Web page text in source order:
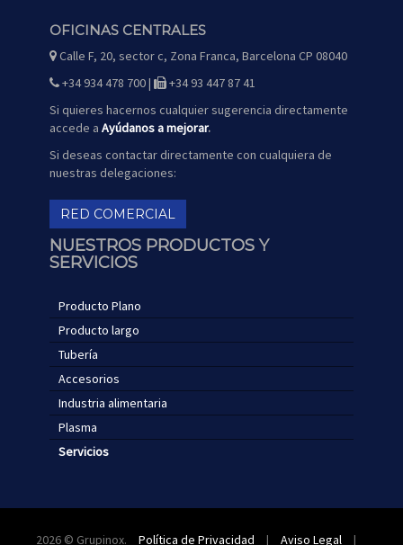
OFICINAS CENTRALES
icono
mapa
Calle F, 20, sector c, Zona Franca, Barcelona CP 08040
icono
teléfono
+34 934 478 700 |
icono
fax
+34 93 447 87 41
Si quieres hacernos cualquier sugerencia directamente
accede a Ayúdanos a mejorar.
Si deseas contactar directamente con cualquiera de
nuestras delegaciones:
RED COMERCIAL
NUESTROS PRODUCTOS Y
SERVICIOS
Producto Plano
Producto largo
Tubería
Accesorios
Industria alimentaria
Plasma
Servicios
2026 © Grupinox. Política de Privacidad | Aviso Legal |